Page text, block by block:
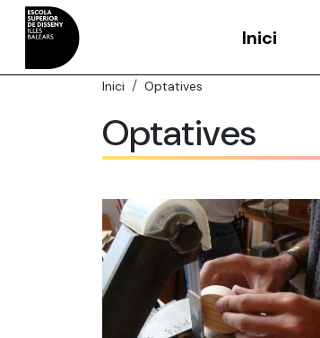
Inici
Inici Optatives
Optatives